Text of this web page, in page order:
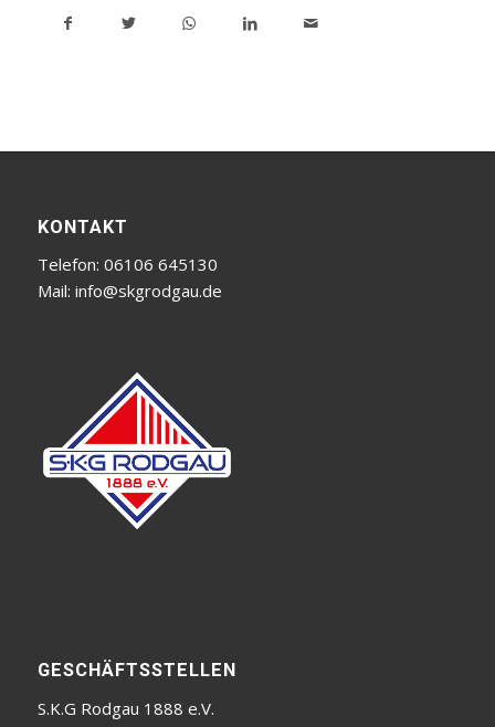
KONTAKT
Telefon: 06106 645130
Mail: info@skgrodgau.de
GESCHÄFTSSTELLEN
S.K.G Rodgau 1888 e.V.